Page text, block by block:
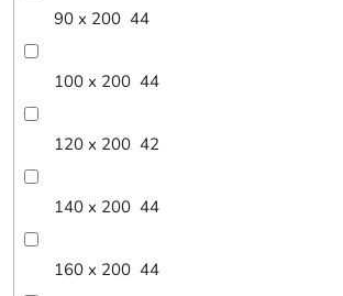
90 x 200 44
100 x 200 44
120 x 200 42
140 x 200 44
160 x 200 44